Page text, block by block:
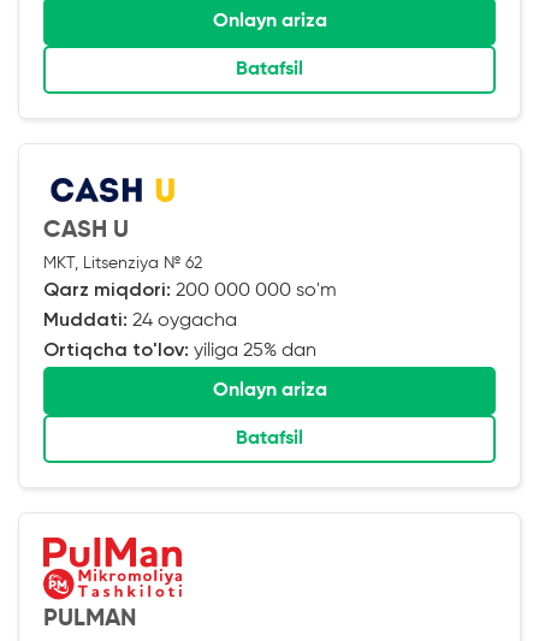
Onlayn ariza
Batafsil
CASH U
MKT, Litsenziya № 62
Qarz miqdori: 200 000 000 so'm
Muddati: 24 oygacha
Ortiqcha to'lov: yiliga 25% dan
Onlayn ariza
Batafsil
PULMAN